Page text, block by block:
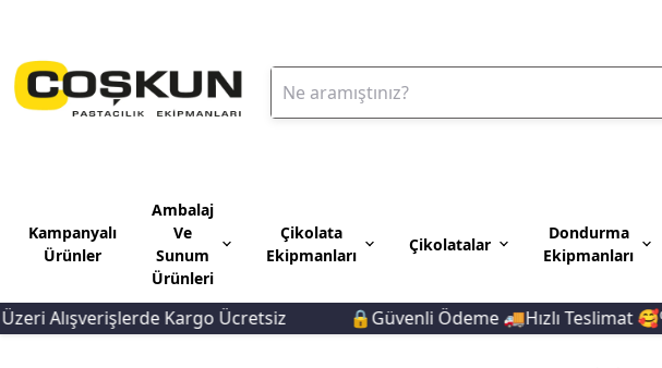
Kampanyalı
Ürünler
Ambalaj
Ve
Sunum
Ürünleri
Çikolata
Ekipmanları
Çikolatalar
Dondurma
Ekipmanları
Alışverişlerde Kargo Ücretsiz 🔒Güvenli Ödeme 🚚Hızlı Teslimat